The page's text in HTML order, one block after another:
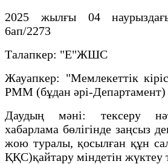
2025 жылғы 04
6ап/2273
Талапкер: "Е"ЖШС
Жауапкер: "Мемлекеттік
РММ (бұдан әрі-Департамент)
Даудың мәні: тексеру
хабарлама бөлігінде заңсыз
жою туралы, қосылған құн
ҚҚС)қайтару міндетін жүктеу